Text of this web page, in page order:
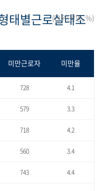
태별근로실태조
(단위:천명, %)
미만근로자 미만율
728 4.1
579 3.3
718 4.2
560 3.4
743 4.4